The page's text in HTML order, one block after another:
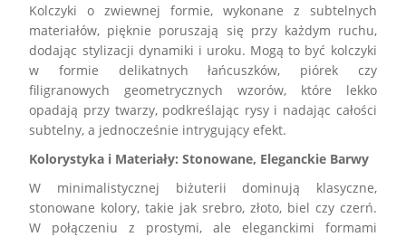
Kolczyki o zwiewnej formie, wykonane z subtelnych
materiałów, pięknie poruszają się przy każdym ruchu,
dodając stylizacji dynamiki i uroku. Mogą to być kolczyki
w formie delikatnych łańcuszków, piórek czy
filigranowych geometrycznych wzorów, które lekko
opadają przy twarzy, podkreślając rysy i nadając całości
subtelny, a jednocześnie intrygujący efekt.
Kolorystyka i Materiały: Stonowane, Eleganckie Barwy
W minimalistycznej biżuterii dominują klasyczne,
stonowane kolory, takie jak srebro, złoto, biel czy czerń.
W połączeniu z prostymi, ale eleganckimi formami